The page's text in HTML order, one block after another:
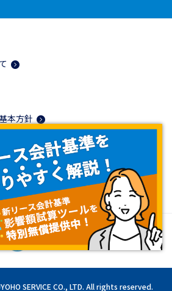
本方針
針
表示
に対する基本方針
SERVICE CO., LTD. All rights reserved.